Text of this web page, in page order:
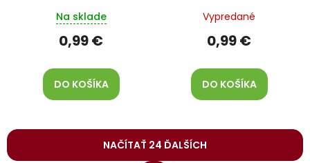
Na sklade
0,99 €
DO KOŠÍKA
Vypredané
0,99 €
DO KOŠÍKA
NAČÍTAŤ 24 ĎALŠÍCH